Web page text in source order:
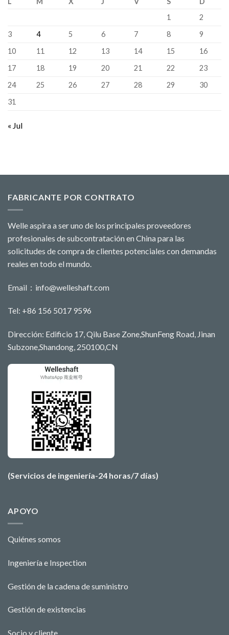
1
2
3
4 5 6 7 8
9
10
11 12 13 14 15
16
17
18 19 20 21 22
23
24
25 26 27 28 29
30
31
« Jul
FABRICANTE POR CONTRATO
Welle aspira a ser uno de los principales proveedores
profesionales de subcontratación en China para las
solicitudes de compra de clientes potenciales con demandas
reales en todo el mundo.
Email： info@welleshaft.com
Tel: +86 156 5017 9596
Dirección: Edificio 17, Qilu Base Zone,ShunFeng Road, Jinan
Subzone,Shandong, 250100,CN
(Servicios de ingeniería-24 horas/7 días)
APOYO
Quiénes somos
Ingeniería e Inspection
Gestión de la cadena de suministro
Gestión de existencias
Socio y cliente